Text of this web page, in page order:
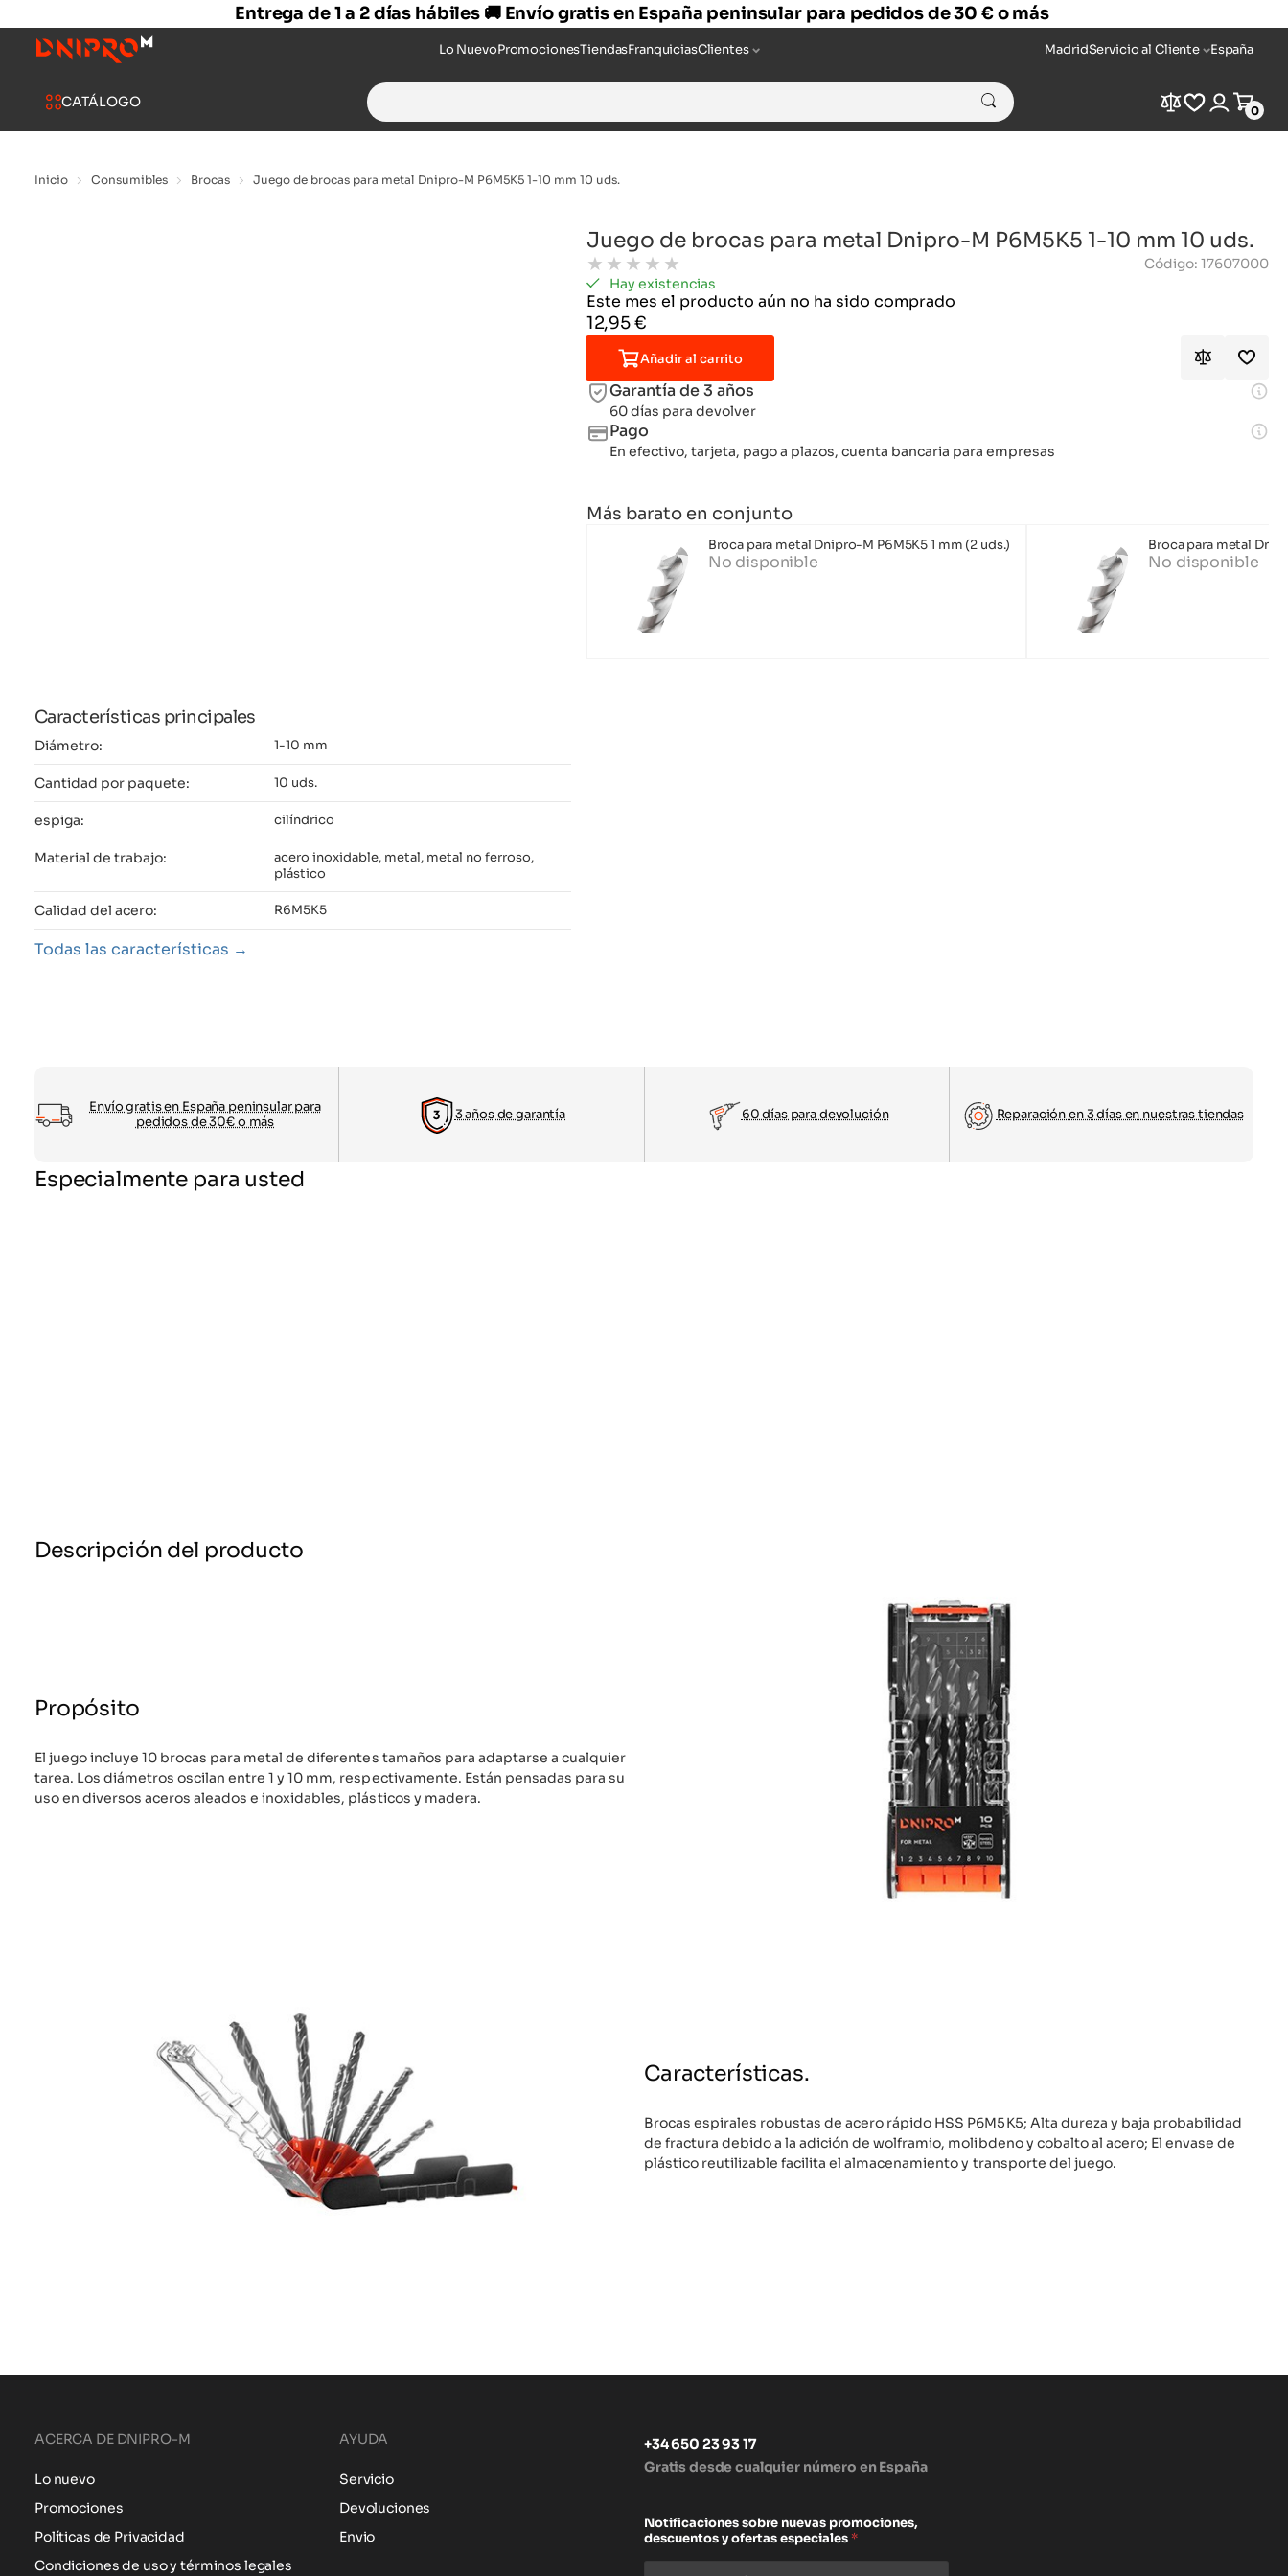
Entrega de 1 a 2 días hábiles 🚚 Envío gratis en España peninsular para pedidos de 30 € o más
Lo NuevoPromocionesTiendasFranquiciasClientes MadridServicio al Cliente España
CATÁLOGO
Search
for:
Compare
Wishlist
Login
Cart
0
Inicio Consumibles Brocas Juego de brocas para metal Dnipro-M P6M5K5 1-10 mm 10 uds.
Características principales
Diámetro: 1-10 mm
Cantidad por paquete: 10 uds.
espiga: cilíndrico
Material de trabajo:
acero inoxidable, metal, metal no ferroso,
plástico
Calidad del acero: R6M5K5
Todas las características
Juego de brocas para metal Dnipro-M P6M5K5 1-10 mm 10 uds.
★ ★ ★ ★ ★ Código: 17607000
Hay existencias
Este mes el producto aún no ha sido comprado
12,95€
Añadir al carrito
Garantía de 3 años
60 días para devolver
Pago
En efectivo, tarjeta, pago a plazos, cuenta bancaria para empresas
Más barato en conjunto
Broca para metal Dnipro-M P6M5K5 1 mm (2 uds.)
No disponible
Broca para metal
No disponible
Envío gratis en España peninsular para
pedidos de 30€ o más
3 años de garantía 60 días para devolución Reparación en 3 días en nuestras tiendas
Especialmente para usted
Descripción del producto
Propósito
El juego incluye 10 brocas para metal de diferentes tamaños para adaptarse a cualquier
tarea. Los diámetros oscilan entre 1 y 10 mm, respectivamente. Están pensadas para su
uso en diversos aceros aleados e inoxidables, plásticos y madera.
Características.
Brocas espirales robustas de acero rápido HSS P6M5K5; Alta dureza y baja probabilidad
de fractura debido a la adición de wolframio, molibdeno y cobalto al acero; El envase de
plástico reutilizable facilita el almacenamiento y transporte del juego.
ACERCA DE DNIPRO-M
Lo nuevo
Promociones
Políticas de Privacidad
Condiciones de uso y términos legales
AYUDA
Servicio
Devoluciones
Envio
+34 650 23 93 17
Gratis desde cualquier número en España
Notificaciones sobre nuevas promociones,
descuentos y ofertas especiales*